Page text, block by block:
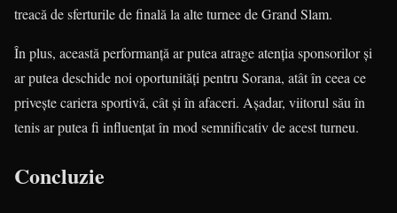
treacă de sferturile de finală la alte turnee de Grand Slam.
În plus, această performanță ar putea atrage atenția sponsorilor și
ar putea deschide noi oportunități pentru Sorana, atât în ceea ce
privește cariera sportivă, cât și în afaceri. Așadar, viitorul său în
tenis ar putea fi influențat în mod semnificativ de acest turneu.
Concluzie